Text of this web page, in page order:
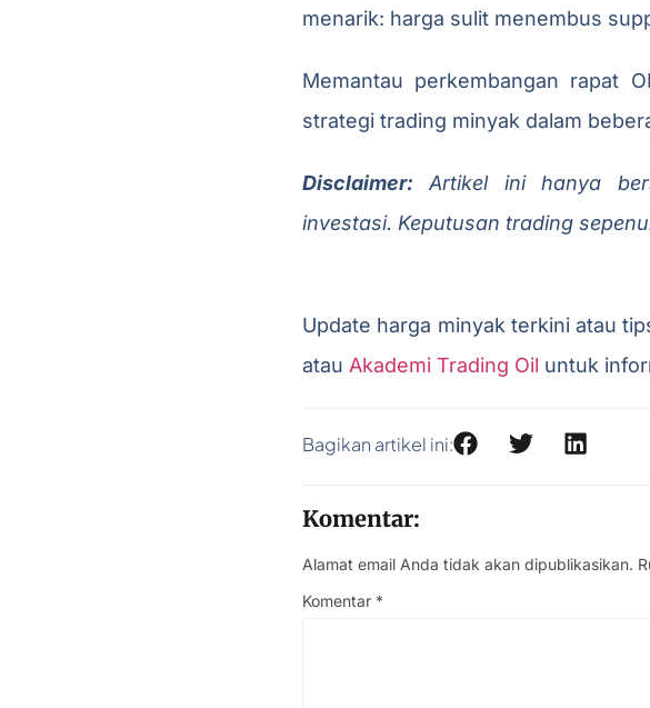
menarik: harga sulit menembus
Memantau perkembangan rapat
strategi trading minyak dalam
Disclaimer: Artikel ini hanya
investasi. Keputusan trading
Update harga minyak terkini atau
atau Akademi Trading Oil untuk
Bagikan artikel ini:
Komentar:
Alamat email Anda tidak akan dipublikasikan.
Komentar *